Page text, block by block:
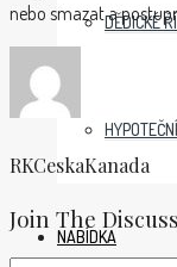
DĚDICKÉ
NABÍDKA
nebo smazat a
RKCeskaKanada
Join The